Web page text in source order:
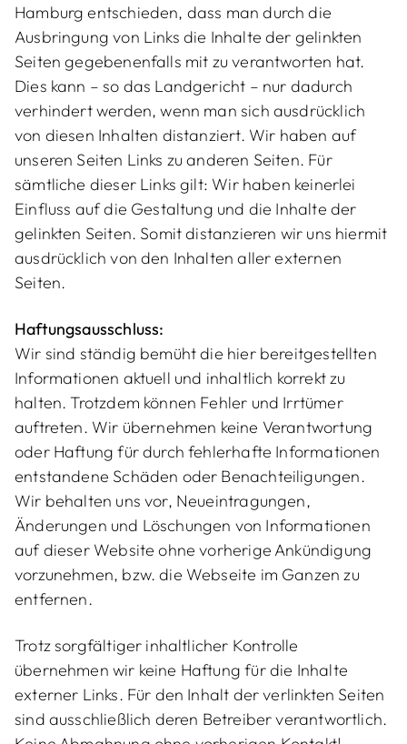
Hamburg entschieden, dass man durch die
Ausbringung von Links die Inhalte der gelinkten
Seiten gegebenenfalls mit zu verantworten hat.
Dies kann – so das Landgericht – nur dadurch
verhindert werden, wenn man sich ausdrücklich
von diesen Inhalten distanziert. Wir haben auf
unseren Seiten Links zu anderen Seiten. Für
sämtliche dieser Links gilt: Wir haben keinerlei
Einfluss auf die Gestaltung und die Inhalte der
gelinkten Seiten. Somit distanzieren wir uns hiermit
ausdrücklich von den Inhalten aller externen
Seiten.
Haftungsausschluss:
Wir sind ständig bemüht die hier bereitgestellten
Informationen aktuell und inhaltlich korrekt zu
halten. Trotzdem können Fehler und Irrtümer
auftreten. Wir übernehmen keine Verantwortung
oder Haftung für durch fehlerhafte Informationen
entstandene Schäden oder Benachteiligungen.
Wir behalten uns vor, Neueintragungen,
Änderungen und Löschungen von Informationen
auf dieser Website ohne vorherige Ankündigung
vorzunehmen, bzw. die Webseite im Ganzen zu
entfernen.
Trotz sorgfältiger inhaltlicher Kontrolle
übernehmen wir keine Haftung für die Inhalte
externer Links. Für den Inhalt der verlinkten Seiten
sind ausschließlich deren Betreiber verantwortlich.